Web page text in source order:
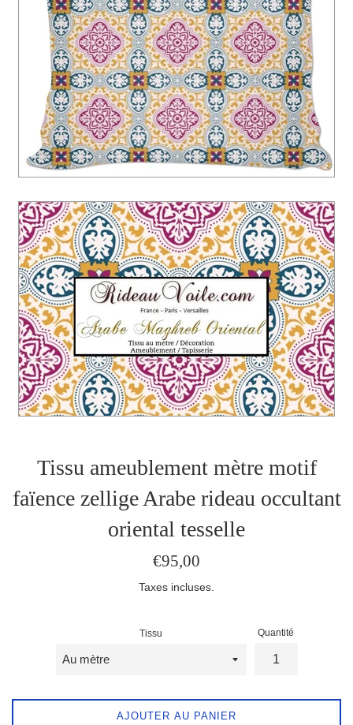
Tissu ameublement mètre motif
faïence zellige Arabe rideau occultant
oriental tesselle
Prix
€95,00
Taxes incluses.
Tissu Quantité
AJOUTER AU PANIER